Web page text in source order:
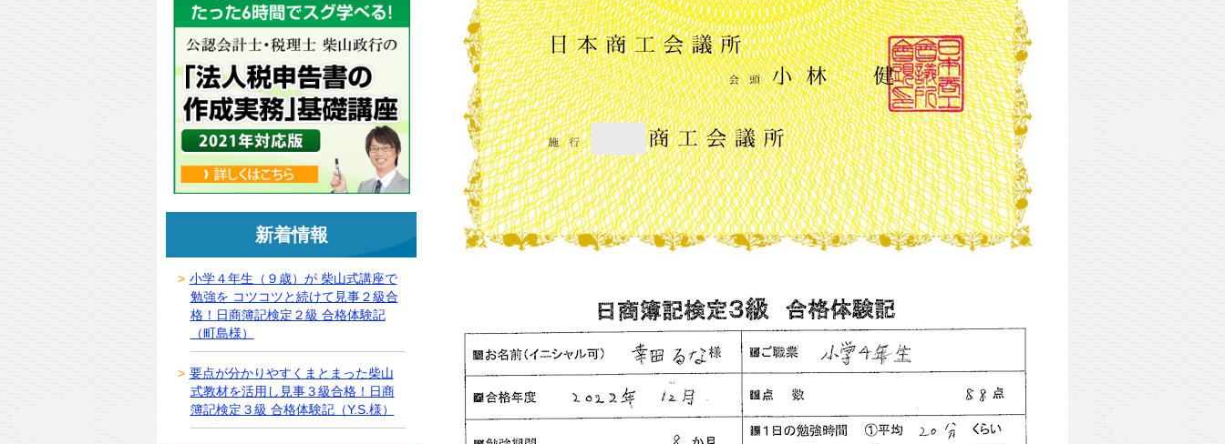
新着情報
小学４年生（９歳）が 柴山式講座で
勉強を コツコツと続けて見事２級合
格！日商簿記検定２級 合格体験記
（町島様）
要点が分かりやすくまとまった柴山
式教材を活用し見事３級合格！日商
簿記検定３級 合格体験記（Y.S.様）